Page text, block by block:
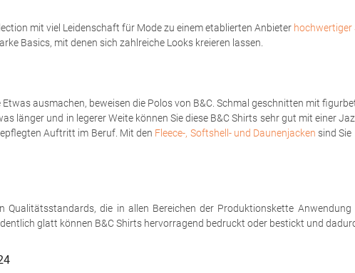
mit viel Leidenschaft für Mode zu einem etablierten Anbieter hochwertiger
Basics, mit denen sich zahlreiche Looks kreieren lassen.
Etwas ausmachen, beweisen die Polos von B&C. Schmal geschnitten mit
länger und in legerer Weite können Sie diese B&C Shirts sehr gut mit einer
Auftritt im Beruf. Mit den Fleece-, Softshell- und Daunenjacken sind
Qualitätsstandards, die in allen Bereichen der Produktionskette
glatt können B&C Shirts hervorragend bedruckt oder bestickt und